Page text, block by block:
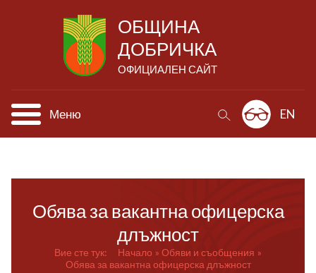
ОБЩИНА
ДОБРИЧКА
ОФИЦИАЛЕН САЙТ
Меню EN
Обява за вакантна офицерска
длъжност
Вие сте тук: Начало
Обяви и съобщения
Обява за вакантна офицерска длъжност